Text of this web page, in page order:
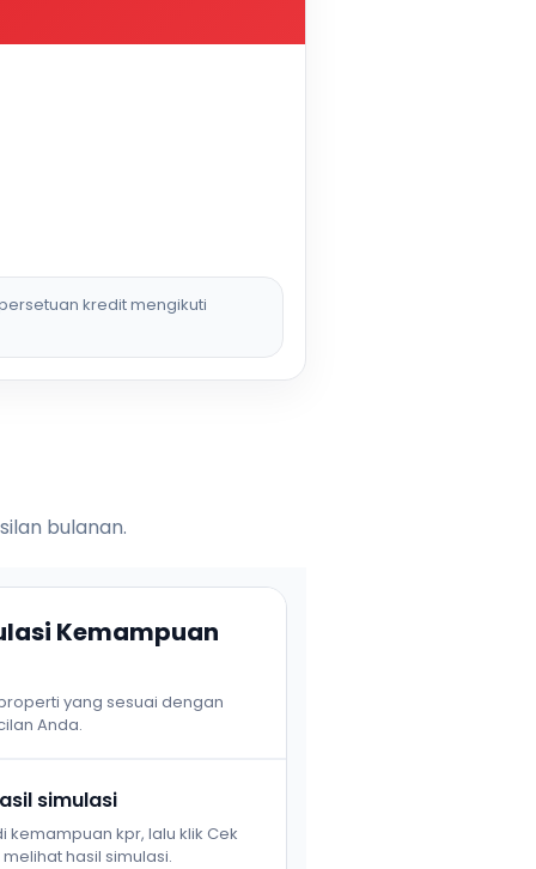
kredit mengikuti
bulanan.
Kemampuan
yang sesuai dengan
Anda.
simulasi
kemampuan kpr, lalu klik Cek
hasil simulasi.